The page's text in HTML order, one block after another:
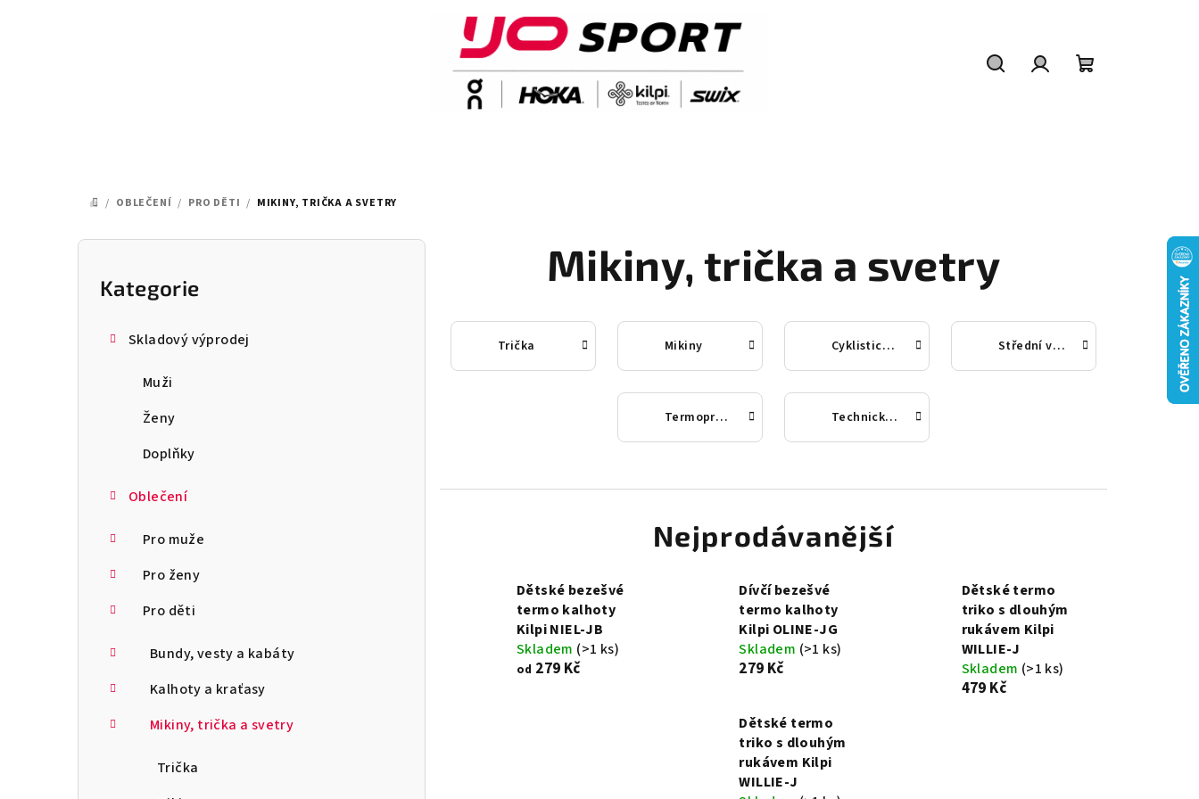
DOMŮ
/ OBLEČENÍ / PRO DĚTI / MIKINY, TRIČKA A SVETRY
P
Přeskočit
kategorie
Kategorie
Skladový výprodej
Muži
Ženy
Doplňky
Oblečení
Pro muže
Pro ženy
Pro děti
Bundy, vesty a kabáty
Kalhoty a kraťasy
Mikiny, trička a svetry
Trička
Mikiny, trička a svetry
Trička Mikiny Cyklistické dresy Střední vrstva, fleece
Termoprádlo Technická trička
Nejprodávanější
Dětské bezešvé
termo kalhoty
Kilpi NIEL-JB
Skladem (>1 ks)
od 279 Kč
Dívčí bezešvé
termo kalhoty
Kilpi OLINE-JG
Skladem (>1 ks)
279 Kč
Dětské termo
triko s dlouhým
rukávem Kilpi
WILLIE-J
Skladem (>1 ks)
479 Kč
Dětské termo
triko s dlouhým
rukávem Kilpi
WILLIE-J